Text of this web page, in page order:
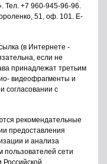
. Тел. +7 960-945-96-96
51, оф. 101
. E-
(в Интернете -
если не
принадлежат третьим
видеофрагменты и
согласовании с
рекомендательные
предоставления
и анализа
пользователей сети